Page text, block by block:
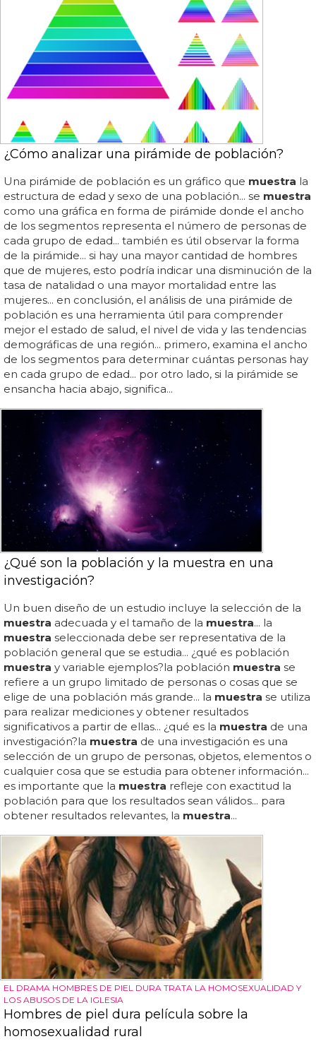
¿Cómo analizar una pirámide de población?
Una pirámide de población es un gráfico que muestra la
estructura de edad y sexo de una población... se muestra
como una gráfica en forma de pirámide donde el ancho
de los segmentos representa el número de personas de
cada grupo de edad... también es útil observar la forma
de la pirámide... si hay una mayor cantidad de hombres
que de mujeres, esto podría indicar una disminución de la
tasa de natalidad o una mayor mortalidad entre las
mujeres... en conclusión, el análisis de una pirámide de
población es una herramienta útil para comprender
mejor el estado de salud, el nivel de vida y las tendencias
demográficas de una región... primero, examina el ancho
de los segmentos para determinar cuántas personas hay
en cada grupo de edad... por otro lado, si la pirámide se
ensancha hacia abajo, significa...
¿Qué son la población y la muestra en una
investigación?
Un buen diseño de un estudio incluye la selección de la
muestra adecuada y el tamaño de la muestra... la
muestra seleccionada debe ser representativa de la
población general que se estudia... ¿qué es población
muestra y variable ejemplos?la población muestra se
refiere a un grupo limitado de personas o cosas que se
elige de una población más grande... la muestra se utiliza
para realizar mediciones y obtener resultados
significativos a partir de ellas... ¿qué es la muestra de una
investigación?la muestra de una investigación es una
selección de un grupo de personas, objetos, elementos o
cualquier cosa que se estudia para obtener información...
es importante que la muestra refleje con exactitud la
población para que los resultados sean válidos... para
obtener resultados relevantes, la muestra...
EL DRAMA HOMBRES DE PIEL DURA TRATA LA HOMOSEXUALIDAD Y
LOS ABUSOS DE LA IGLESIA
Hombres de piel dura película sobre la
homosexualidad rural